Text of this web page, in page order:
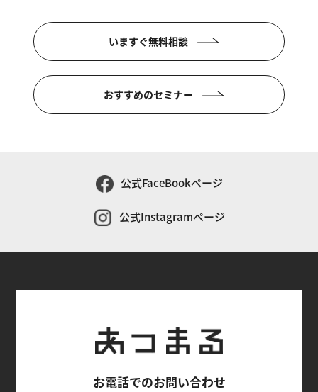
いますぐ無料相談
おすすめのセミナー
公式FaceBookページ
公式Instagramページ
お電話でのお問い合わせ